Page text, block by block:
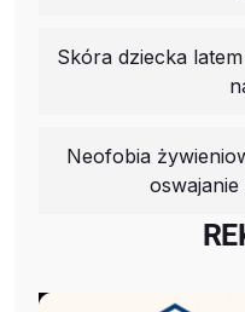
Skóra dziecka
Neofobia